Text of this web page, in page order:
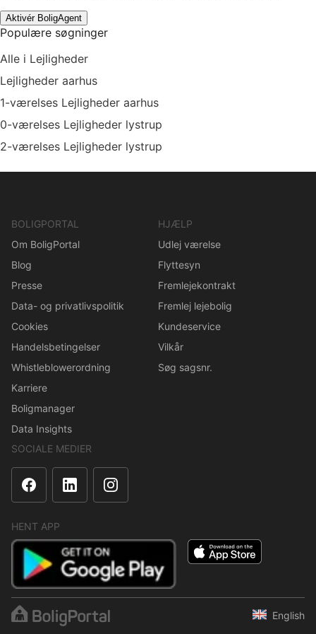
Aktivér BoligAgent
Populære søgninger
Alle i Lejligheder
Lejligheder aarhus
1-værelses Lejligheder aarhus
0-værelses Lejligheder lystrup
2-værelses Lejligheder lystrup
BOLIGPORTAL
Om BoligPortal
Blog
Presse
Data- og privatlivspolitik
Cookies
Handelsbetingelser
Whistleblowerordning
Karriere
Boligmanager
Data Insights
HJÆLP
Udlej værelse
Flyttesyn
Fremlejekontrakt
Fremlej lejebolig
Kundeservice
Vilkår
Søg sagsnr.
SOCIALE MEDIER
HENT APP
English